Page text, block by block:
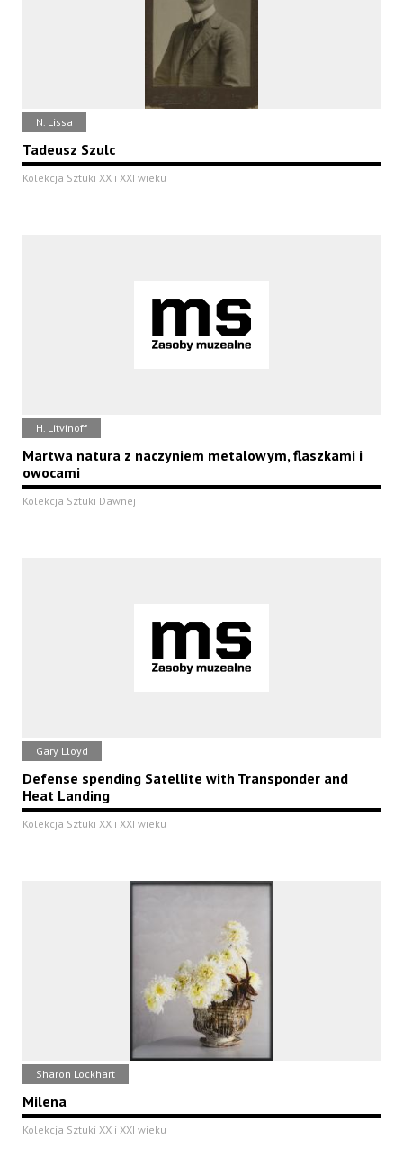
N. Lissa
Tadeusz Szulc
Kolekcja Sztuki XX i XXI wieku
H. Litvinoff
Martwa natura z naczyniem metalowym, flaszkami i
owocami
Kolekcja Sztuki Dawnej
Gary Lloyd
Defense spending Satellite with Transponder and
Heat Landing
Kolekcja Sztuki XX i XXI wieku
Sharon Lockhart
Milena
Kolekcja Sztuki XX i XXI wieku